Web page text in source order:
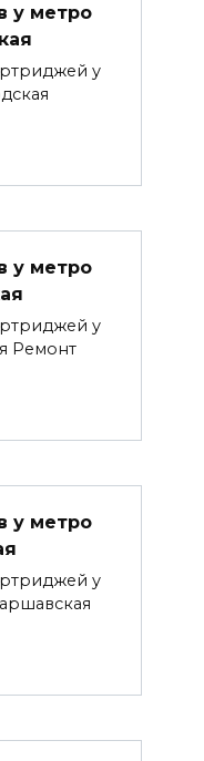
у метро
у
у метро
у
Ремонт
у метро
у